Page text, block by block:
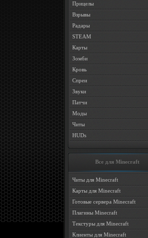
Прицелы
Взрывы
Радары
STEAM
Карты
Зомби
Кровь
Спреи
Звуки
Патчи
Моды
Читы
HUDs
Все для Minecraft
Читы для Minecraft
Карты для Minecraft
Готовые сервера Minecraft
Плагины Minecraft
Текстуры для Minecraft
Клиенты для Minecraft